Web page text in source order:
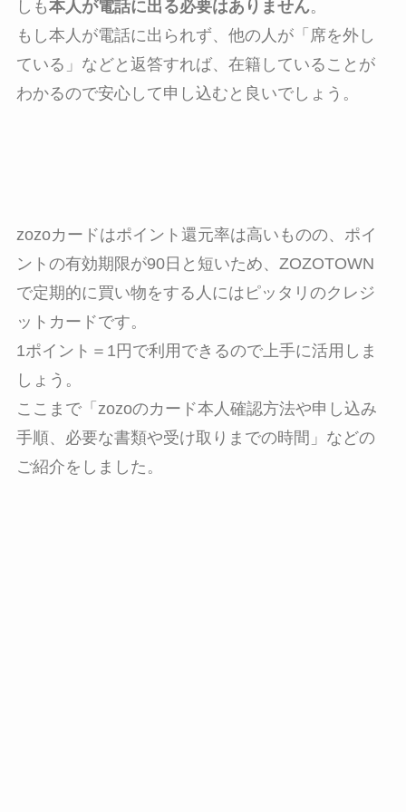
しも本人が電話に出る必要はありません。
もし本人が電話に出られず、他の人が「席を外し
ている」などと返答すれば、在籍していることが
わかるので安心して申し込むと良いでしょう。
zozoカードはポイント還元率は高いものの、ポイ
ントの有効期限が90日と短いため、ZOZOTOWN
で定期的に買い物をする人にはピッタリのクレジ
ットカードです。
1ポイント＝1円で利用できるので上手に活用しま
しょう。
ここまで「zozoのカード本人確認方法や申し込み
手順、必要な書類や受け取りまでの時間」などの
ご紹介をしました。